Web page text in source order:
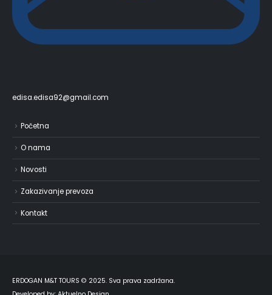
edisa.edisa92@gmail.com
Početna
O nama
Novosti
Zakazivanje prevoza
Kontakt
ERDOGAN M&T TOURS © 2025. Sva prava zadržana.